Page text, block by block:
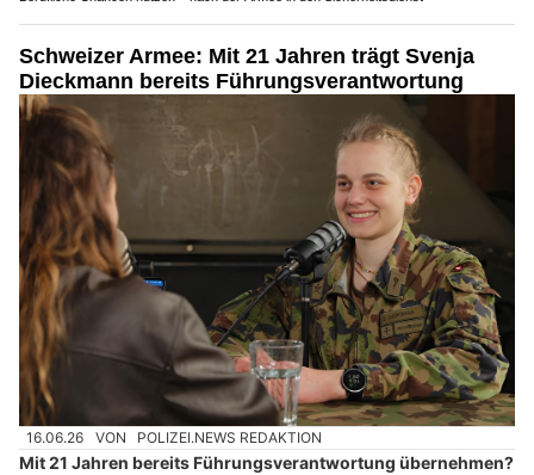
Schweizer Armee: Mit 21 Jahren trägt Svenja
Dieckmann bereits Führungsverantwortung
16.06.26 VON POLIZEI.NEWS REDAKTION
Mit 21 Jahren bereits Führungsverantwortung übernehmen?